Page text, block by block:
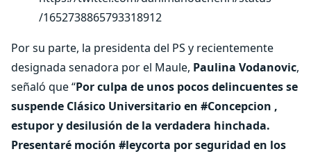
/1652738865793318912
Por su parte, la presidenta del PS y recientemente
designada senadora por el Maule, Paulina Vodanovic,
señaló que “Por culpa de unos pocos delincuentes se
suspende Clásico Universitario en #Concepcion ,
estupor y desilusión de la verdadera hinchada.
Presentaré moción #leycorta por seguridad en los